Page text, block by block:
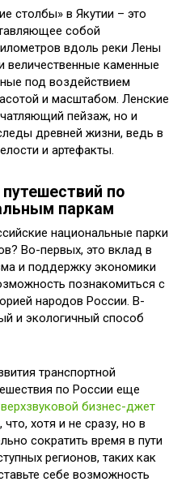
столбы» в Якутии – это
собой
вдоль реки Лены
величественные каменные
под воздействием
и масштабом. Ленские
пейзаж, но и
древней жизни, ведь в
и артефакты.
по
паркам
национальные парки
Во-первых, это вклад в
и поддержку экономики
познакомиться с
народов России. В-
и экологичный способ
транспортной
по России еще
бизнес-джет
, что, хотя и не сразу, но в
сократить время в пути
регионов, таких как
себе возможность